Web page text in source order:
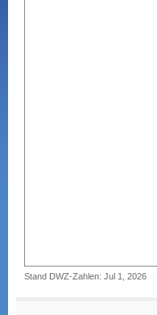
Stand DWZ-Zahlen: Jul 1, 2026